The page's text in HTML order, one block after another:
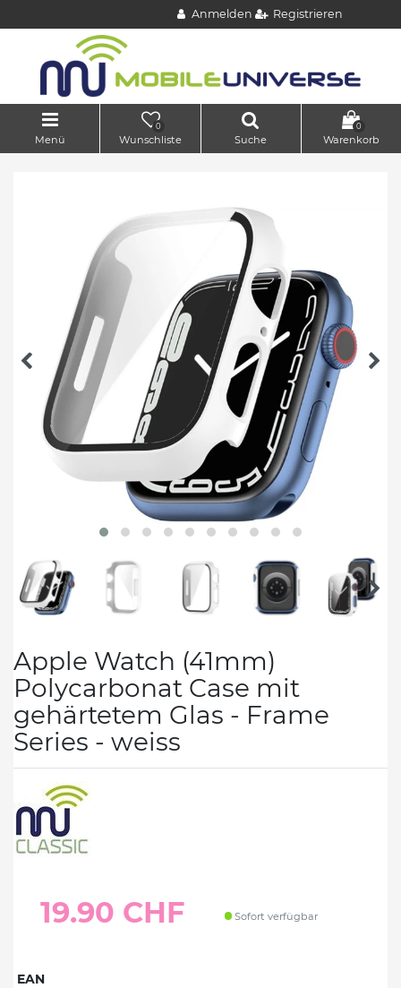
Anmelden Registrieren
Menü
0
Wunschliste Suche
0
Warenkorb
Apple Watch (41mm)
Polycarbonat Case mit
gehärtetem Glas - Frame
Series - weiss
19.90 CHF Sofort verfügbar
EAN